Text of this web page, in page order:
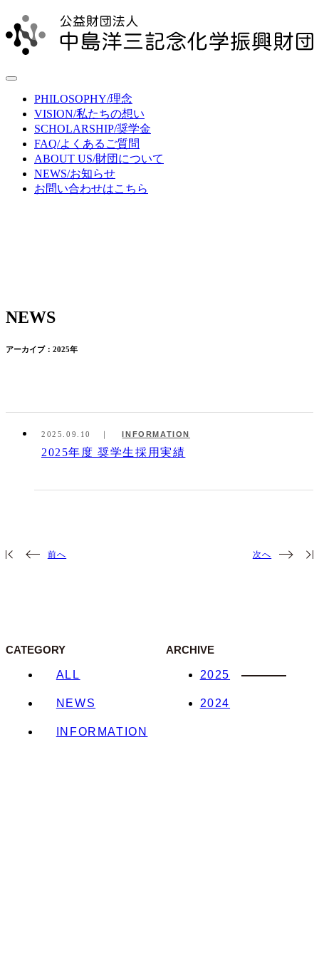
PHILOSOPHY/理念
VISION/私たちの想い
SCHOLARSHIP/奨学金
FAQ/よくあるご質問
ABOUT US/財団について
NEWS/お知らせ
お問い合わせはこちら
NEWS
アーカイブ：2025年
2025.09.10 INFORMATION
2025年度 奨学生採用実績
前へ 次へ
CATEGORY
ALL
NEWS
INFORMATION
ARCHIVE
2025
2024